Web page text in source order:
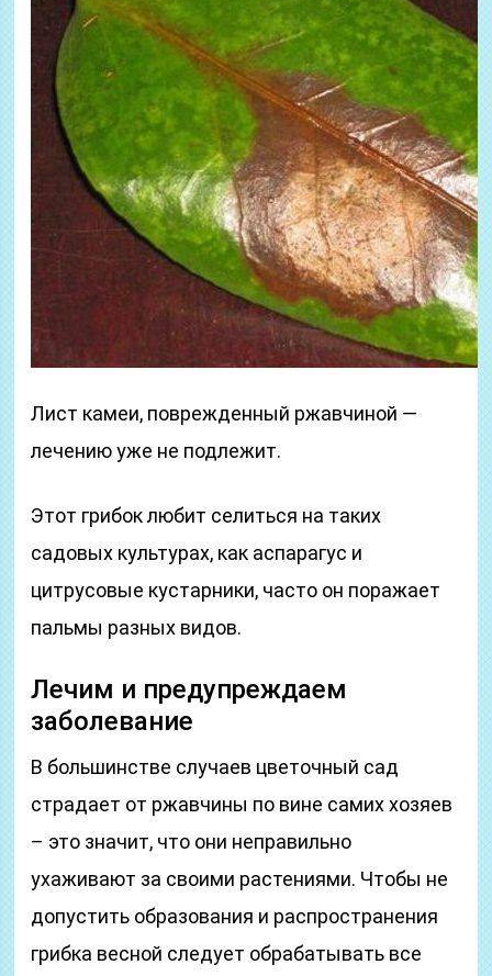
Лист камеи, поврежденный ржавчиной —
лечению уже не подлежит.
Этот грибок любит селиться на таких
садовых культурах, как аспарагус и
цитрусовые кустарники, часто он поражает
пальмы разных видов.
Лечим и предупреждаем
заболевание
В большинстве случаев цветочный сад
страдает от ржавчины по вине самих хозяев
– это значит, что они неправильно
ухаживают за своими растениями. Чтобы не
допустить образования и распространения
грибка весной следует обрабатывать все